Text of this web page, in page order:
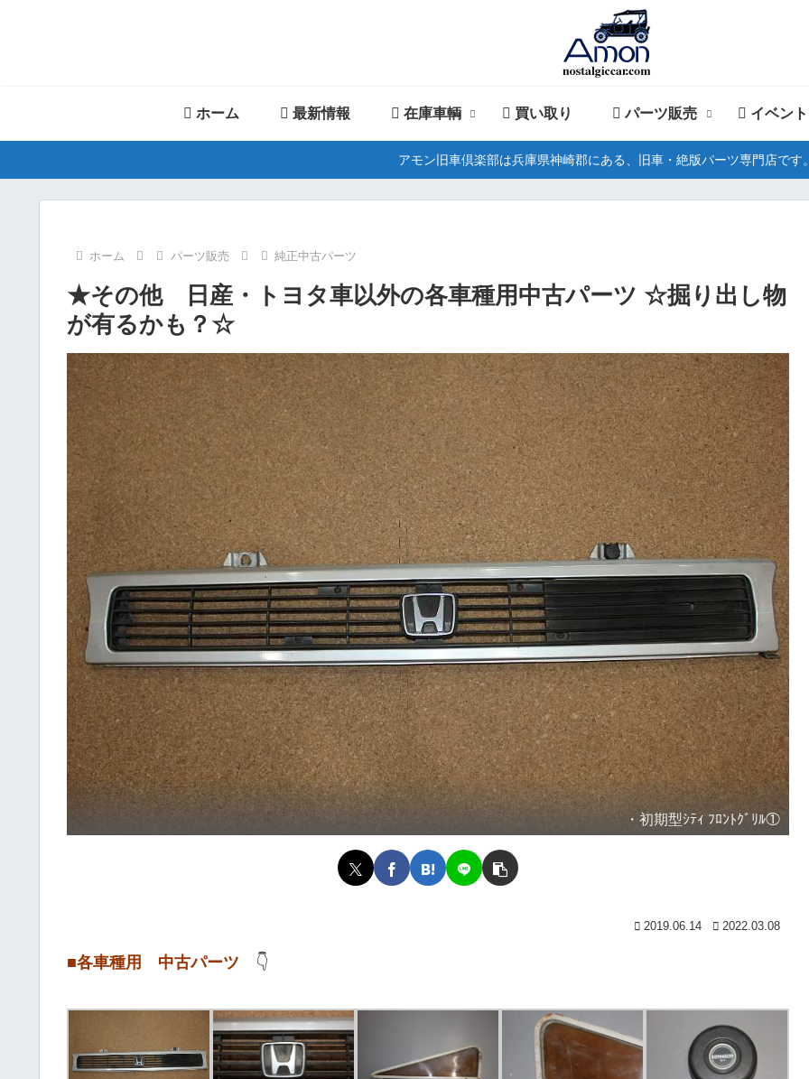
ホーム 最新情報 在庫車輌 買い取り パーツ販売 イベント
アモン旧車倶楽部は兵庫県神崎郡にある、旧車・絶版パーツ専門店です。
ホーム パーツ販売 純正中古パーツ
★その他 日産・トヨタ車以外の各車種用中古パーツ ☆掘り出し物
が有るかも？☆
・初期型ｼﾃｨ ﾌﾛﾝﾄｸﾞﾘﾙ①
2019.06.14 2022.03.08
■各車種用 中古パーツ 👇